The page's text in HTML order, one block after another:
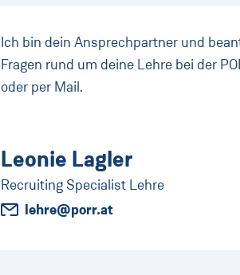
Ich bin dein Ansprechpartner und
Fragen rund um deine Lehre bei der
oder per Mail.
Leonie Lagler
Recruiting Specialist Lehre
lehre@porr.at